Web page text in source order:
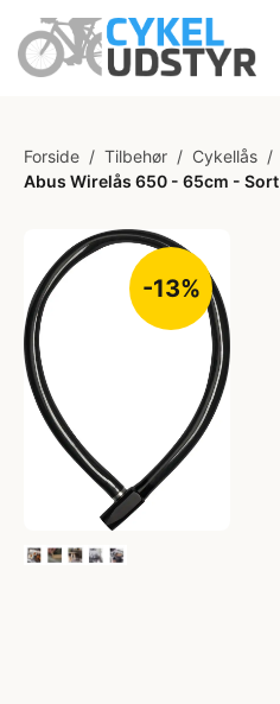
Forside / Tilbehør / Cykellås /
Abus Wirelås 650 - 65cm - Sort
-13%